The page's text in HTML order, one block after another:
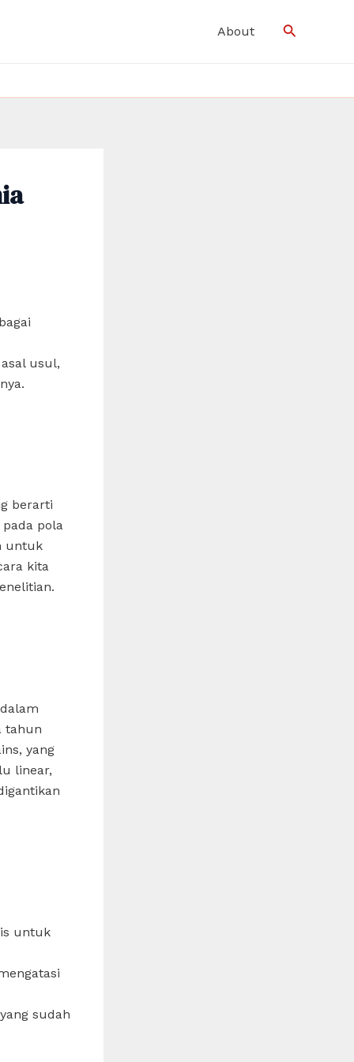
About Search
usul,
berarti
pola
untuk
kita
tahun
yang
linear,
untuk
sudah